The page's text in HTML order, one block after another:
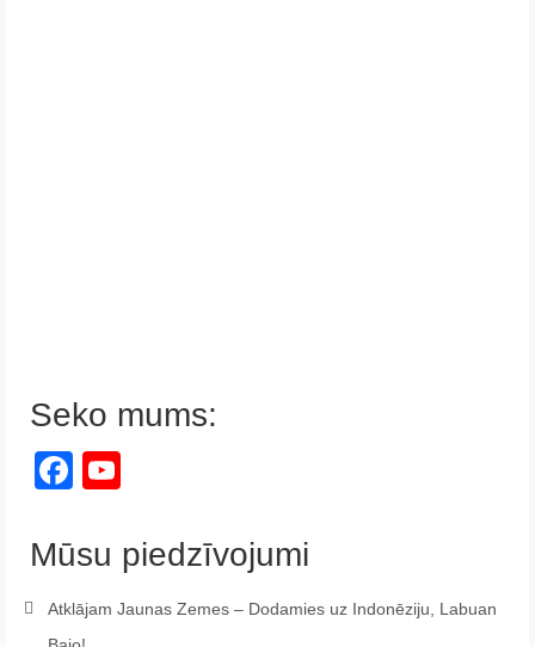
Seko mums:
Facebook
Mūsu piedzīvojumi
Atklājam Jaunas Zemes – Dodamies uz Indonēziju, Labuan